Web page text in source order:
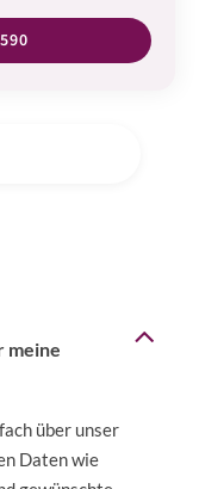
meine
über unser
Daten wie